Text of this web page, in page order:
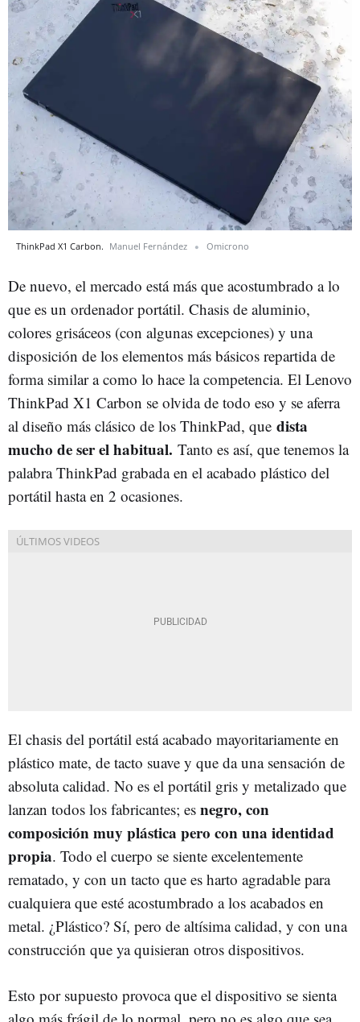
ThinkPad X1 Carbon. Manuel Fernández Omicrono
De nuevo, el mercado está más que acostumbrado a lo
que es un ordenador portátil. Chasis de aluminio,
colores grisáceos (con algunas excepciones) y una
disposición de los elementos más básicos repartida de
forma similar a como lo hace la competencia. El Lenovo
ThinkPad X1 Carbon se olvida de todo eso y se aferra
al diseño más clásico de los ThinkPad, que dista
mucho de ser el habitual. Tanto es así, que tenemos la
palabra ThinkPad grabada en el acabado plástico del
portátil hasta en 2 ocasiones.
El chasis del portátil está acabado mayoritariamente en
plástico mate, de tacto suave y que da una sensación de
absoluta calidad. No es el portátil gris y metalizado que
lanzan todos los fabricantes; es negro, con
composición muy plástica pero con una identidad
propia. Todo el cuerpo se siente excelentemente
rematado, y con un tacto que es harto agradable para
cualquiera que esté acostumbrado a los acabados en
metal. ¿Plástico? Sí, pero de altísima calidad, y con una
construcción que ya quisieran otros dispositivos.
Esto por supuesto provoca que el dispositivo se sienta